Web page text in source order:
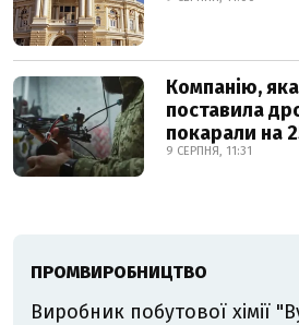
Компанію,
поставила
покарали на
9 СЕРПНЯ, 11:31
ПРОМВИРОБНИЦТВО
Виробник побутової хімії